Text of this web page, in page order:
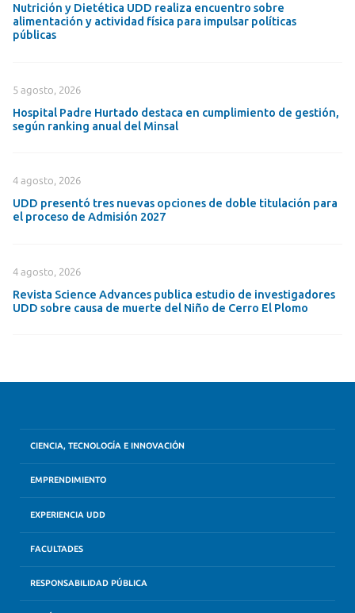
Nutrición y Dietética UDD realiza encuentro sobre
alimentación y actividad física para impulsar políticas
públicas
5 agosto, 2026
Hospital Padre Hurtado destaca en cumplimiento de gestión,
según ranking anual del Minsal
4 agosto, 2026
UDD presentó tres nuevas opciones de doble titulación para
el proceso de Admisión 2027
4 agosto, 2026
Revista Science Advances publica estudio de investigadores
UDD sobre causa de muerte del Niño de Cerro El Plomo
CIENCIA, TECNOLOGÍA E INNOVACIÓN
EMPRENDIMIENTO
EXPERIENCIA UDD
FACULTADES
RESPONSABILIDAD PÚBLICA